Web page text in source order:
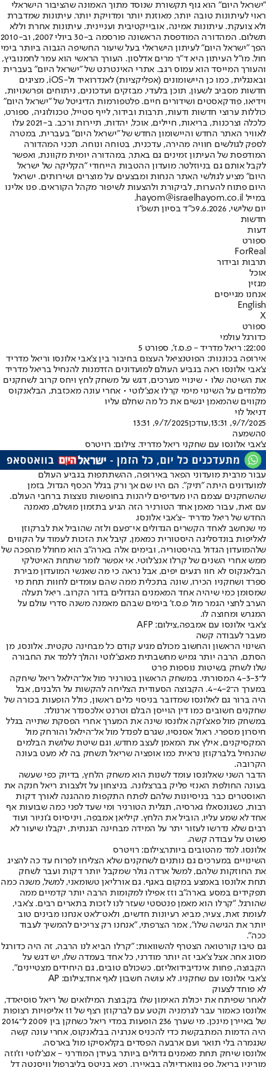
"ישראל היום" הוא גוף תקשורת שנוסד מתוך האמונה שהציבור הישראלי
ראוי לעיתונות טובה יותר, מאוזנת יותר ומדויקת יותר. עיתונות שמדברת
ולא צועקת. עיתונות אמינה, אובייקטיבית ועניינית. עיתונות אחרת וללא
תשלום. המהדורה המודפסת הראשונה פורסמה ב-30 ביולי 2007, וב-2010
הפך "ישראל היום" לעיתון הישראלי בעל שיעור החשיפה הגבוה ביותר בימי
חול. מו"ל העיתון היא ד"ר מרים אדלסון. העורך הראשי הוא עמר לחמנוביץ,
והעורך המייסד הוא עמוס רגב. אתרי האינטרנט של "ישראל היום" בעברית
ובאנגלית, כמו כן היישומונים (אפליקציות) לאנדרואיד ול-iOS, מציגים
חדשות מסביב לשעון, תוכן בלעדי, מבזקים ועדכונים, ניתוחים ופרשנויות,
וידיאו, פודקאסטים ושידורים חיים. פלטפורמות הדיגיטל של "ישראל היום"
כוללות ערוצי חדשות ודעות, תרבות ובידור, לייף סטייל, טכנולוגיה, ספורט,
כלכלה וצרכנות, בריאות, חיילים, אוכל, יהדות, תיירות ורכב. ב-2021 עלו
לאוויר האתר החדש והיישומון החדש של "ישראל היום" בעברית, במטרה
לספק לגולשים חוויה מהירה, עדכנית, בטוחה ונוחה. תכני המהדורה
המודפסת של העיתון זמינים גם באתר, במהדורה יומית מקוונת, ואפשר
לקבל אותם גם בניוזלטר. מועדון ההטבות הייחודי "הקליקה של ישראל
היום" מציע לגולשי האתר הנחות ומבצעים על מוצרים ושירותים. ישראל
היום פתוח להערות, לביקורת ולהצעות לשיפור מקהל הקוראים. פנו אלינו
במייל hayom@israelhayom.co.il.
יום שלישי, 9.6.2026
כ"ד בסיון תשפ"ו
חדשות
דעות
ספורט
ForReal
תרבות ובידור
אוכל
מגזין
אנחנו מגייסים
English
X
ספורט
כדורגל עולמי
22:00: ריאל מדריד - פ.ס.ז', ספורט 5
אירופה בכוננות: הפוטנציאל העצום בחיבור בין צ'אבי אלונסו וריאל מדריד
צ'אבי אלונסו ראה בגביע העולם למועדונים הזדמנות להנחיל בריאל מדריד
את השיטה שלו • שינויי מערכים, דגש על משחק לחץ ויחס קרוב לשחקנים
מלמדים על השינוי מימי קרלו אנצ'לוטי • אחרי עונה מאכזבת, הבלאנקוס
מקווים שהמאמן יגשים את כל מה שחלם עליו
דניאל לוי
9/7/2025, 13:31
,עודכן9/7/2025, 13:31
0השמעה
צ'אבי אלונסו עם שחקני ריאל מדריד. צילום: רויטרס
עבור מרבית מועדוני הפאר באירופה, ההשתתפות בגביע העולם
למועדונים היתה "תיק". הם היו שם אך ורק בגלל הכסף הגדול, בזמן
שהשחקנים עצמם היו מעדיפים ליהנות בחופשות נוצצות ברחבי העולם.
עם זאת, עבור מאמן אחד הטורניר הזה הגיע בתזמון מושלם, מאמנה
החדש של ריאל מדריד -צ'אבי אלונסו.
מי שנחשב לאחד הקשרים הגדולים אי־פעם ולזה שהוביל את לברקוזן
לאליפות בונדסליגה היסטורית כמאמן, קיבל את הזכות לעמוד על הקווים
שלהמועדון הגדול בהיסטוריה, ובימים אלה בארה"ב הוא מחולל מהפכה של
ממש אחרי השנים של קרלו אנצ'לוטי. אי אפשר לומר שתחת האיטלקי
הבלאנקוס לא חוו רגעים יפים, אבל נראה כי מה שאנשי המועדון מבירת
ספרד ושחקניו הכירו, שונה בתכלית ממה שהם עומדים לחוות תחת מי
שמסומן כמי שיהיה אחד המאמנים הגדולים בדור הקרוב. ריאל תעלה
הערב לחצי הגמר מול פ.ס.ז' בימים שבהם מאמנה משנה סדרי עולם על
המגרש ומחוצה לו.
צ'אבי אלונסו עם אמבפה,צילום: AFP
מעבר לעבודה קשה
השינוי הראשון והחשוב מכולם מגיע קודם כל מבחינה טקטית. אלונסו, מן
הסתם, הרבה יותר גמיש מחשבתית מאנצ'לוטי והולך ללמד את החבורה
שלו לשחק בשיטות נוספות פרט
ל־4-3-3 המסורתי. במשחק הראשון בטורניר מול אל־הילאל ריאל שיחקה
במערך ה־4-4-2. הקבוצה הסעודית הצליחה להקשות על הלבנים, אבל
היה ברור גם לאלונסו שמדובר בניסוי כלים ראשון, כולל הופעות בכורה של
שחקנים חשובים כמו דין הוייסן הבלם וטרנט אלכסנדר ארנולד.
במשחק מול פאצ'וקה אלונסו שינה את המערך אחרי הפסקת שתייה בגלל
חיסרון מספרי. ראול אסנסיו, שגרם לפנדל מול אל־הילאל והורחק מול
המקסיקנים, אילץ את המאמן לעצב מחדש, וגם שיטת שלושת הבלמים
שהנחיל בלברקוזן נראית כמו אופציה שריאל תשחק בה לא מעט בעונה
הקרובה.
הדבר השני שאלונסו עומד לשנות הוא משחק הלחץ, בדיוק כפי שעשה
בעונה החולפת האנזי פליק בברצלונה. בניצחון על זלצבורג ריאל חנקה את
האוסטרים כבר בניסיונות שלהם לפתח התקפות מההגנה לאורך דקות
רבות, כשגונסאלו גארסיה, תגלית הטורניר ומי שעד לפני כמה שבועות אף
אחד לא שמע עליו, הוביל את הלחץ. קיליאן אמבפה, ויניסיוס ג'וניור ועוד
רבים שלא נדרשו לעזור יתר על המידה מבחינה הגנתית, יקבלו שיעור לא
פשוט על עבודה קשה.
אלונסו. למד מהטובים ביותר,צילום: רויטרס
השינויים במערכים גם נותנים לשחקנים שלא הצליחו לפרוח עד כה להציג
את החוזקות שלהם, למשל ארדה גולר שמקבל יותר דקות ועבר לשחק
תחת אלונסו באמצע במקום באגף. גם אורליאן טשומאני, למשל, משנה כמה
תפקידים במסע בארה"ב וזז אפילו למקומות הרבה יותר קדמיים ממה
שהורגל. "קרלו הוא מאמן פנטסטי שעזר לנו לזכות בתארים רבים. צ'אבי,
לעומת זאת, צעיר, מביא רעיונות חדשים, ולאט־לאט אנחנו מבינים טוב
יותר את הגישה שלו", אמר הצרפתי, "אנחנו רק צריכים להמשיך לעבוד
ככה".
גם טיבו קורטואה הצטרף להשוואות: "קרלו הביא לנו הרבה, זה היה כדורגל
מסוג אחר. אצל צ'אבי זה יותר מודרני, כל אחד בעמדה שלו, יש דגש על
הקבוצה, פחות אינדיבידואליזם. כשכולם טובים, גם היחידים מצטיינים".
צ'אבי אלונסו עם שחקניו. לא עושה חשבון לאף אחד,צילום: AP
לא פוחד לצעוק
לאחר שפיתח את יכולת האימון שלו בקבוצת המילואים של ריאל סוסיאדד,
אלונסו כאמור עבר לגרמניה וקטע עם לברקוזן רצף של 11 אליפויות רצופות
של באיירן מינכן. מי שערך 236 הופעות במדי ריאל כשחקן בין 2009 ל־2014
היה הדמות המתבקשת כדי להכניס אנרגיה בבלאנקוס, אחרי עונה קשה
שנגמרה בלי תואר ועם ארבעה הפסדים בקלאסיקו מול בארסה.
אלונסו שיחק תחת מאמנים גדולים ביותר בעידן המודרני - אנצ'לוטי וז'וזה
מוריניו בריאל, פפ גווארדיולה בבאיירן, רפא בניטס בליברפול וויסנטה דל